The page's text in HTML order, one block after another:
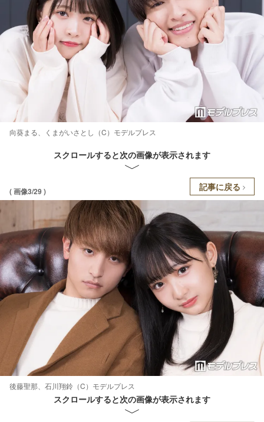
向葵まる、くまがいさとし（C）モデルプレス
スクロールすると次の画像が表示されます
( 画像3/29 ) 記事に戻る
後藤聖那、石川翔鈴（C）モデルプレス
スクロールすると次の画像が表示されます